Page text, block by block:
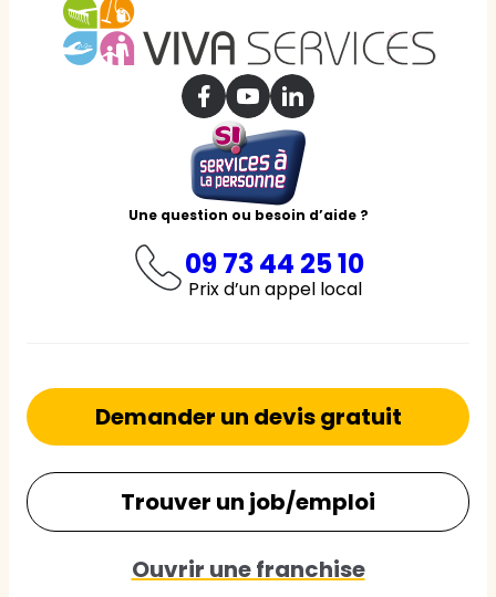
Une question ou besoin d’aide ?
09 73 44 25 10
Prix d’un appel local
Demander un devis gratuit
Trouver un job/emploi
Ouvrir une franchise